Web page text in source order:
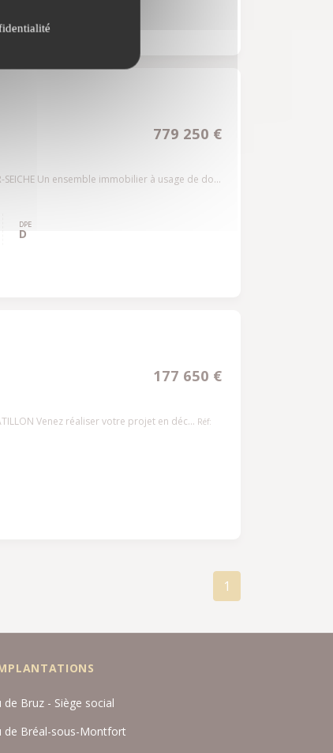
779 250 €
SEICHE Un ensemble immobilier à usage de do...
DPE
D
177 650 €
Venez réaliser votre projet en déc... Réf:
1
de Bruz - Siège social
de Bréal-sous-Montfort